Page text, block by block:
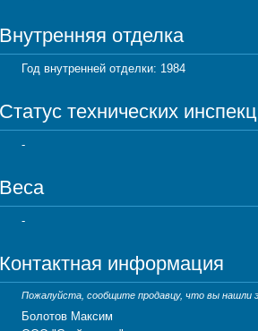
Внутренняя отделка
Год внутренней отделки: 1984
Статус технических
-
Веса
-
Контактная информация
Пожалуйста, сообщите продавцу, что вы нашли
Болотов Максим